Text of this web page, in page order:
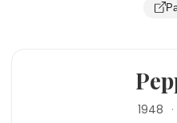
1948 ·